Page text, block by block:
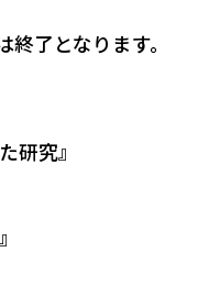
了となります。
研究』